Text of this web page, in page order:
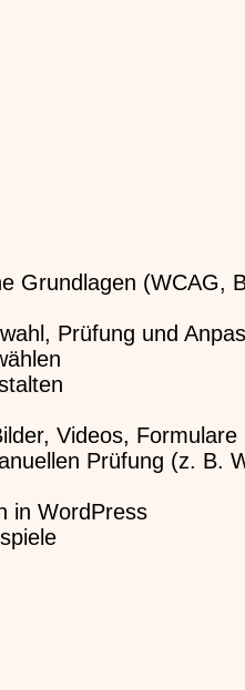
Grundlagen (WCAG,
Prüfung und
Videos, Formulare
Prüfung (z. B.
in WordPress